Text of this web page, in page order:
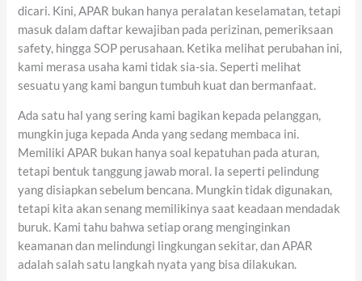
dicari. Kini, APAR bukan hanya peralatan keselamatan, tetapi
masuk dalam daftar kewajiban pada perizinan, pemeriksaan
safety, hingga SOP perusahaan. Ketika melihat perubahan ini,
kami merasa usaha kami tidak sia-sia. Seperti melihat
sesuatu yang kami bangun tumbuh kuat dan bermanfaat.
Ada satu hal yang sering kami bagikan kepada pelanggan,
mungkin juga kepada Anda yang sedang membaca ini.
Memiliki APAR bukan hanya soal kepatuhan pada aturan,
tetapi bentuk tanggung jawab moral. Ia seperti pelindung
yang disiapkan sebelum bencana. Mungkin tidak digunakan,
tetapi kita akan senang memilikinya saat keadaan mendadak
buruk. Kami tahu bahwa setiap orang menginginkan
keamanan dan melindungi lingkungan sekitar, dan APAR
adalah salah satu langkah nyata yang bisa dilakukan.